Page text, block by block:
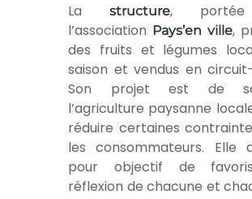
La structure,
l’association Pays’en ville,
des fruits et légumes
saison et vendus en
Son projet est de
l’agriculture paysanne
réduire certaines
les consommateurs. Elle
pour objectif de
réflexion de chacune et